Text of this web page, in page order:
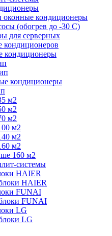
кондиционеры
(обогрев до -30 C)
для серверных
кондиционеров
кондиционеры
кондиционеры
м2
м2
м2
м2
м2
м2
160 м2
системы
HAIER
HAIER
FUNAI
FUNAI
LG
LG